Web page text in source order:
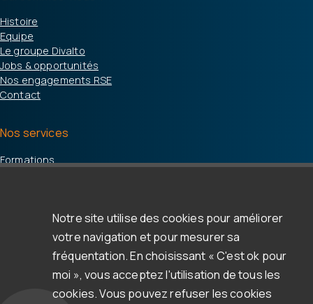
Histoire
Equipe
Le groupe Divalto
Jobs & opportunités
Nos engagements RSE
Contact
Nos services
Formations
Ressources
Clients & témoignages
Newsletter
Notre site utilise des cookies pour améliorer
votre navigation et pour mesurer sa
fréquentation. En choisissant « C'est ok pour
moi », vous acceptez l'utilisation de tous les
cookies. Vous pouvez refuser les cookies